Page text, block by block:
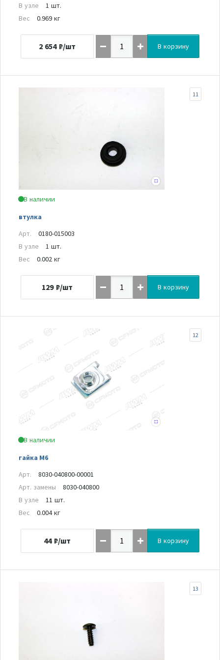
В узле
1 шт.
Вес
0.969 кг
2 654 ₽/шт В корзину
В наличии
втулка
11
Арт.
0180-015003
В узле
1 шт.
Вес
0.002 кг
129 ₽/шт В корзину
В наличии
гайка М6
12
Арт.
8030-040800-00001
Арт. замены
8030-040800
В узле
11 шт.
Вес
0.004 кг
44 ₽/шт В корзину
13